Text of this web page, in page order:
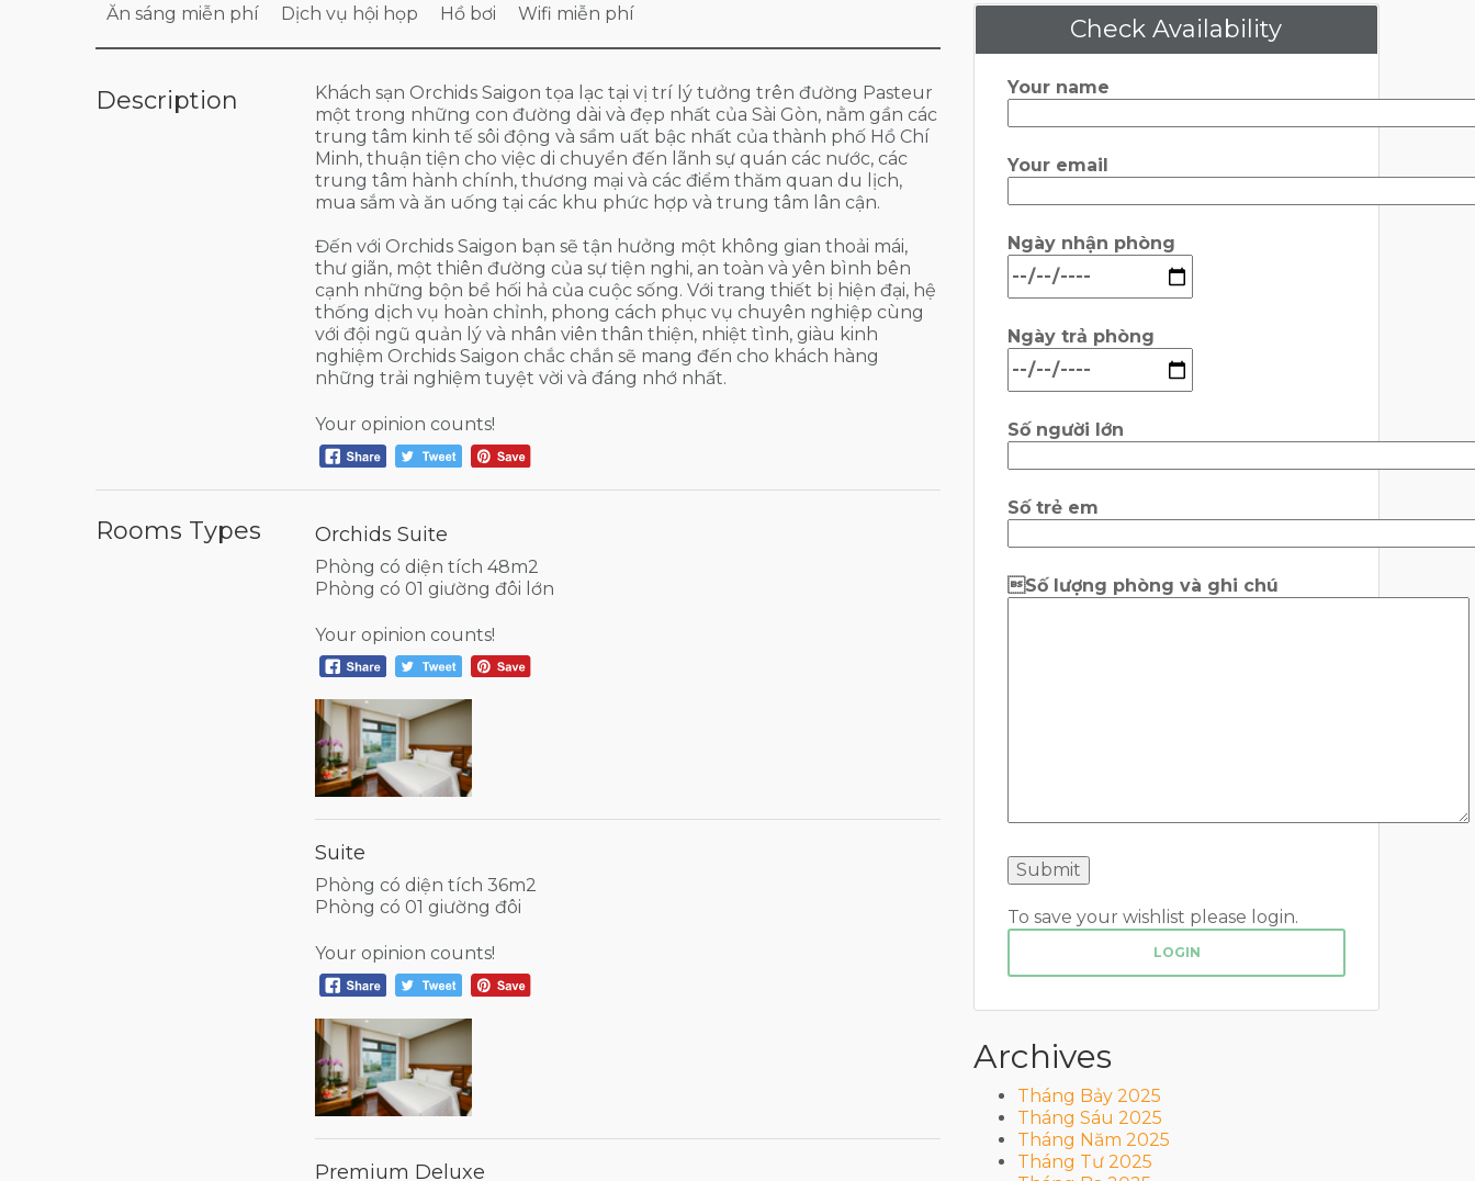
Ăn sáng miễn phí Dịch vụ hội họp Hồ bơi Wifi miễn phí
Description
Khách sạn Orchids Saigon tọa lạc tại vị trí lý tưởng trên đường Pasteur
một trong những con đường dài và đẹp nhất của Sài Gòn, nằm gần các
trung tâm kinh tế sôi động và sầm uất bậc nhất của thành phố Hồ Chí
Minh, thuận tiện cho việc di chuyển đến lãnh sự quán các nước, các
trung tâm hành chính, thương mại và các điểm thăm quan du lịch,
mua sắm và ăn uống tại các khu phức hợp và trung tâm lân cận.
Đến với Orchids Saigon bạn sẽ tận hưởng một không gian thoải mái,
thư giãn, một thiên đường của sự tiện nghi, an toàn và yên bình bên
cạnh những bộn bề hối hả của cuộc sống. Với trang thiết bị hiện đại, hệ
thống dịch vụ hoàn chỉnh, phong cách phục vụ chuyên nghiệp cùng
với đội ngũ quản lý và nhân viên thân thiện, nhiệt tình, giàu kinh
nghiệm Orchids Saigon chắc chắn sẽ mang đến cho khách hàng
những trải nghiệm tuyệt vời và đáng nhớ nhất.
Your opinion counts!
Rooms Types Orchids Suite
Phòng có diện tích 48m2
Phòng có 01 giường đôi lớn
Your opinion counts!
Suite
Phòng có diện tích 36m2
Phòng có 01 giường đôi
Your opinion counts!
Premium Deluxe
Check Availability
Your name
Your email
Ngày nhận phòng
Ngày trả phòng
Số người lớn
Số trẻ em
Số lượng phòng và ghi chú
To save your wishlist please login.
LOGIN
Archives
Tháng Bảy 2025
Tháng Sáu 2025
Tháng Năm 2025
Tháng Tư 2025